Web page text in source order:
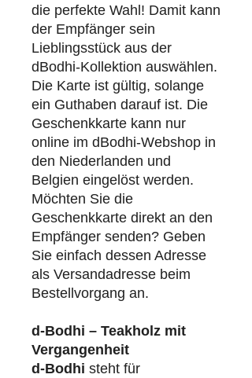
die perfekte Wahl! Damit kann
der Empfänger sein
Lieblingsstück aus der
dBodhi-Kollektion auswählen.
Die Karte ist gültig, solange
ein Guthaben darauf ist. Die
Geschenkkarte kann nur
online im dBodhi-Webshop in
den Niederlanden und
Belgien eingelöst werden.
Möchten Sie die
Geschenkkarte direkt an den
Empfänger senden? Geben
Sie einfach dessen Adresse
als Versandadresse beim
Bestellvorgang an.
d-Bodhi – Teakholz mit
Vergangenheit
d-Bodhi steht für